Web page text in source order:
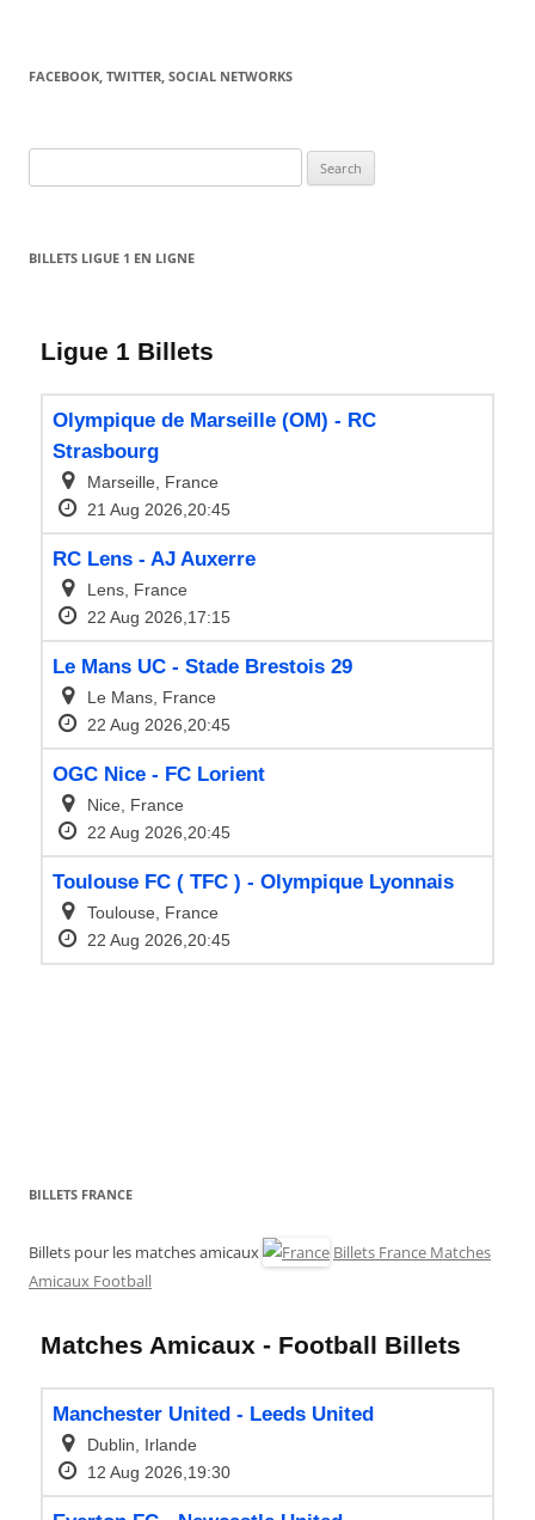
FACEBOOK, TWITTER, SOCIAL NETWORKS
for:
BILLETS LIGUE 1 EN LIGNE
BILLETS FRANCE
Billets pour les matches amicaux
Billets France Matches
Amicaux Football